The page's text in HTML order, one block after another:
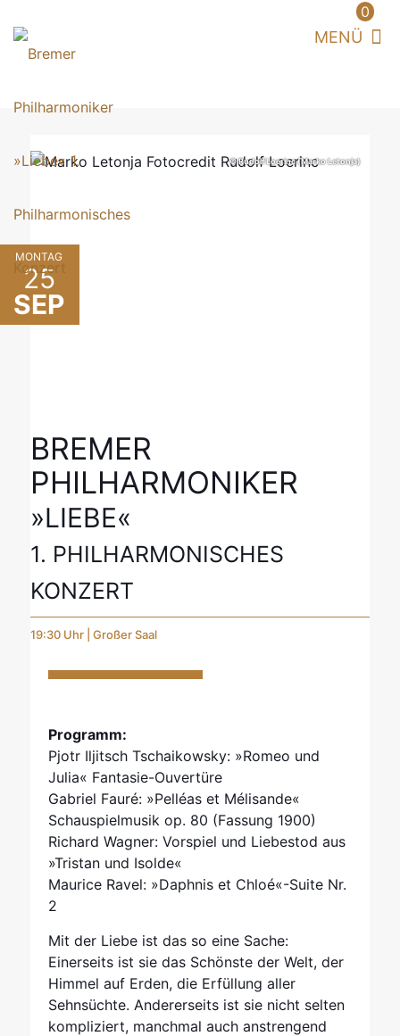
0
MONTAG
25
SEP
© Rudolf Loerinc (Marko Letonja)
BREMER
PHILHARMONIKER
»LIEBE«
1. PHILHARMONISCHES
KONZERT
19:30 Uhr | Großer Saal
Programm:
Pjotr Iljitsch Tschaikowsky: »Romeo und
Julia« Fantasie-Ouvertüre
Gabriel Fauré: »Pelléas et Mélisande«
Schauspielmusik op. 80 (Fassung 1900)
Richard Wagner: Vorspiel und Liebestod aus
»Tristan und Isolde«
Maurice Ravel: »Daphnis et Chloé«-Suite Nr.
2
Mit der Liebe ist das so eine Sache:
Einerseits ist sie das Schönste der Welt, der
Himmel auf Erden, die Erfüllung aller
Sehnsüchte. Andererseits ist sie nicht selten
kompliziert, manchmal auch anstrengend